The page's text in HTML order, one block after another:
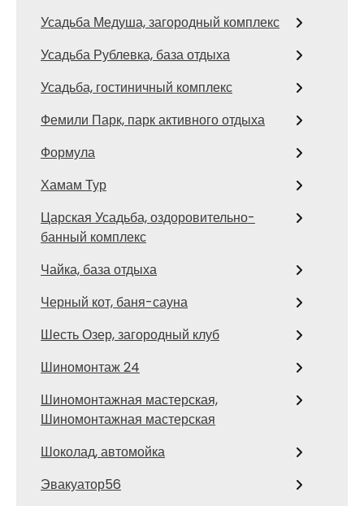
Усадьба Медуша, загородный комплекс
Усадьба Рублевка, база отдыха
Усадьба, гостиничный комплекс
Фемили Парк, парк активного отдыха
Формула
Хамам Тур
Царская Усадьба, оздоровительно-
банный комплекс
Чайка, база отдыха
Черный кот, баня-сауна
Шесть Озер, загородный клуб
Шиномонтаж 24
Шиномонтажная мастерская,
Шиномонтажная мастерская
Шоколад, автомойка
Эвакуатор56